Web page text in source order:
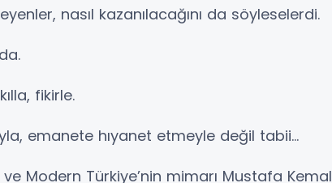
nasıl kazanılacağını da söyleselerdi.
fikirle.
emanete hıyanet etmeyle değil tabii…
Modern Türkiye’nin mimarı Mustafa Kemal